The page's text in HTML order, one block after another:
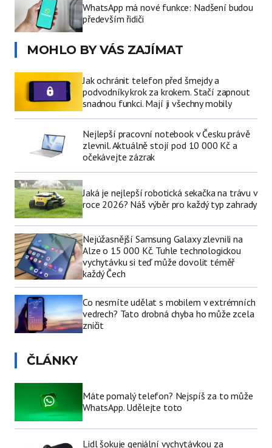
WhatsApp má nové funkce: Nadšení budou
především řidiči
MOHLO BY VÁS ZAJÍMAT
Jak ochránit telefon před šmejdy a
podvodníky krok za krokem. Stačí zapnout
snadnou funkci. Mají ji všechny mobily
Nejlepší pracovní notebook v Česku právě
zlevnil. Aktuálně stojí pod 10 000 Kč a
očekávejte zázrak
Jaká je nejlepší robotická sekačka na trávu v
roce 2026? Náš výběr pro každý typ zahrady
Nejúžasnější Samsung Galaxy zlevnili na
Alze o 15 000 Kč. Tuhle technologickou
vychytávku si teď může dovolit téměř
každý Čech
Co nesmíte udělat s mobilem v extrémních
vedrech? Tato drobná chyba ho může zcela
zničit
ČLÁNKY
Máte pomalý telefon? Nejspíš za to může
WhatsApp. Udělejte toto
Lidl šokuje geniální vychytávkou za